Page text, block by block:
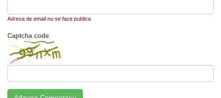
Adresa de email nu se face publica
Captcha code